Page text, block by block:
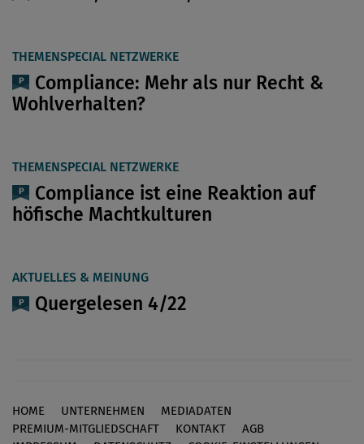
THEMENSPECIAL NETZWERKE
Compliance: Mehr als nur Recht &
Wohlverhalten?
THEMENSPECIAL NETZWERKE
Compliance ist eine Reaktion auf
höfische Machtkulturen
AKTUELLES & MEINUNG
Quergelesen 4/22
Footer
HOME UNTERNEHMEN
MEDIADATEN
PREMIUM-MITGLIEDSCHAFT
KONTAKT
AGB